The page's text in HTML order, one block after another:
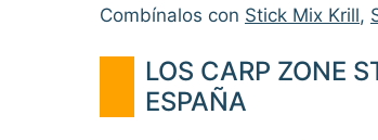
Combínalos con Stick Mix Krill,
LOS CARP ZONE
ESPAÑA